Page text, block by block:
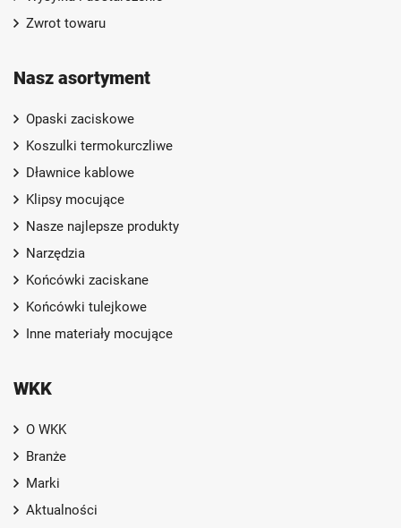
Zwrot towaru
Nasz asortyment
Opaski zaciskowe
Koszulki termokurczliwe
Dławnice kablowe
Klipsy mocujące
Nasze najlepsze produkty
Narzędzia
Końcówki zaciskane
Końcówki tulejkowe
Inne materiały mocujące
WKK
O WKK
Branże
Marki
Aktualności